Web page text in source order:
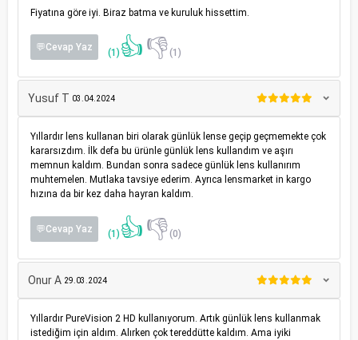
Fiyatına göre iyi. Biraz batma ve kuruluk hissettim.
💬Cevap Yaz (1) 👍👎(1)
Yusuf T 03.04.2024
Yıllardır lens kullanan biri olarak günlük lense geçip geçmemekte çok
kararsızdım. İlk defa bu ürünle günlük lens kullandım ve aşırı
memnun kaldım. Bundan sonra sadece günlük lens kullanırım
muhtemelen. Mutlaka tavsiye ederim. Ayrıca lensmarket in kargo
hızına da bir kez daha hayran kaldım.
💬Cevap Yaz (1) 👍👎(0)
Onur A 29.03.2024
Yıllardır PureVision 2 HD kullanıyorum. Artık günlük lens kullanmak
istediğim için aldım. Alırken çok tereddütte kaldım. Ama iyiki